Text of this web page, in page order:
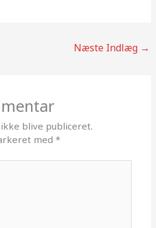
Næste Indlæg →
blive publiceret.
med*